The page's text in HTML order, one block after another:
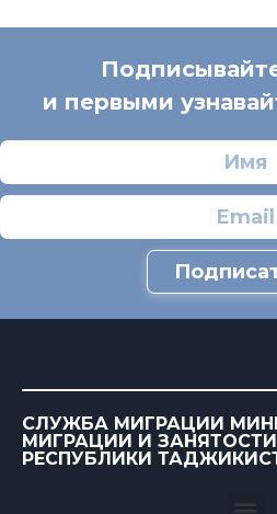
и первыми
СЛУЖБА МИГРАЦИИ
МИГРАЦИИ И
РЕСПУБЛИКИ